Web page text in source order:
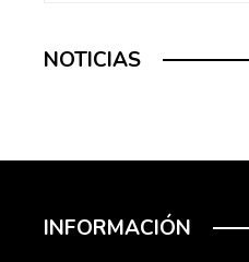
NOTICIAS
INFORMACIÓN